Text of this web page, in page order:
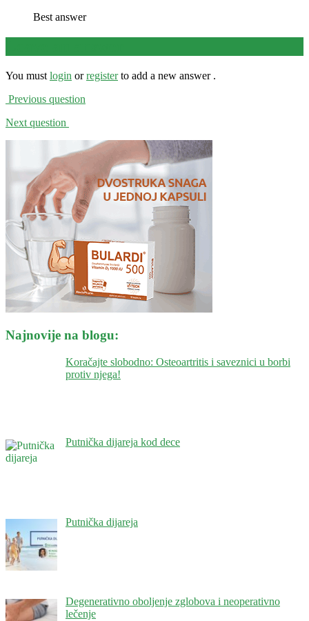
Best answer
You must login orregisterto add a new answer .
Previous question
Next question
Najnovije na blogu:
Koračajte slobodno: Osteoartritis i saveznici u borbi
protiv njega!
Putnička dijareja kod dece
Putnička dijareja
Degenerativno oboljenje zglobova i neoperativno
lečenje